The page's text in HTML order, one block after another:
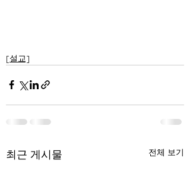
[설교]
최근 게시물 전체 보기